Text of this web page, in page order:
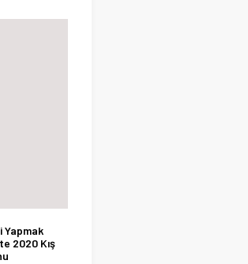
Yapmak
2020 Kış